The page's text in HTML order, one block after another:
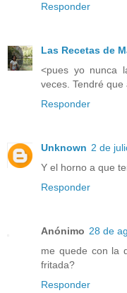
Responder
Las Recetas de
<pues yo nunca
veces. Tendré que
Responder
Unknown 2 de
Y el horno a que
Responder
Anónimo 28 de
me quede con la
fritada?
Responder